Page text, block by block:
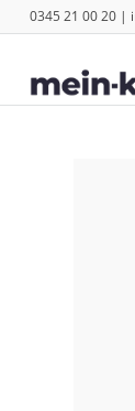
0345 21 00 20 |